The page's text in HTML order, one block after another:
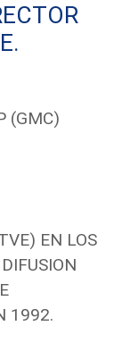
(GMC)
EN LOS
1992.